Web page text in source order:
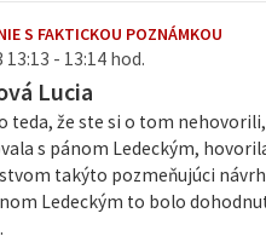
S FAKTICKOU POZNÁMKOU
13:13 - 13:14 hod.
Lucia
teda, že ste si o tom
s pánom Ledeckým,
takýto pozmeňujúci
Ledeckým to bolo